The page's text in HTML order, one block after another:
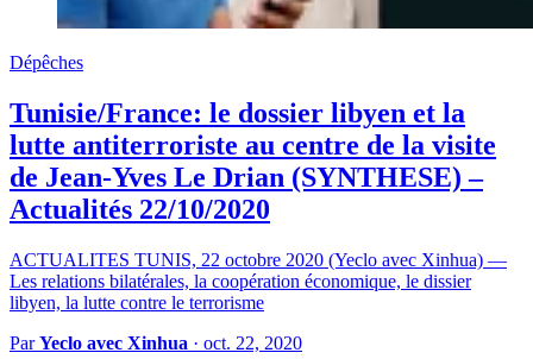
Dépêches
Tunisie/France: le dossier libyen et la
lutte antiterroriste au centre de la visite
de Jean-Yves Le Drian (SYNTHESE) –
Actualités 22/10/2020
ACTUALITES TUNIS, 22 octobre 2020 (Yeclo avec Xinhua) —
Les relations bilatérales, la coopération économique, le dissier
libyen, la lutte contre le terrorisme
ParYeclo avec Xinhua · oct. 22, 2020